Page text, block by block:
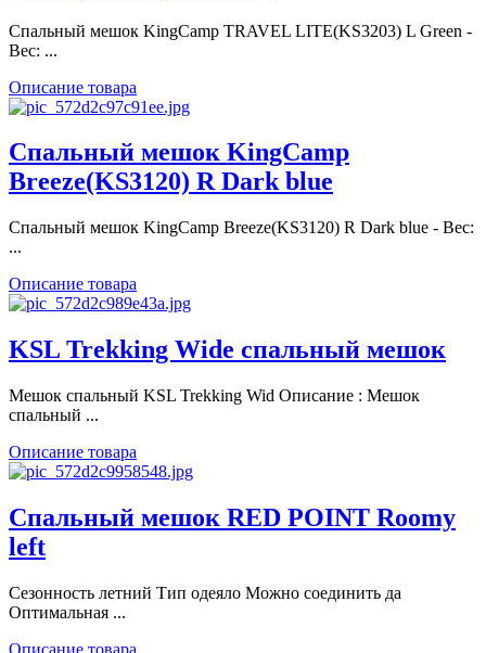
Спальный мешок KingCamp TRAVEL LITE(KS3203) L Green -
Вес: ...
Описание товара
Спальный мешок KingCamp
Breeze(KS3120) R Dark blue
Спальный мешок KingCamp Breeze(KS3120) R Dark blue - Вес:
...
Описание товара
KSL Trekking Wide спальный мешок
Мешок спальный KSL Trekking Wid Описание : Мешок
спальный ...
Описание товара
Спальный мешок RED POINT Roomy
left
Сезонность летний Тип одеяло Можно соединить да
Оптимальная ...
Описание товара